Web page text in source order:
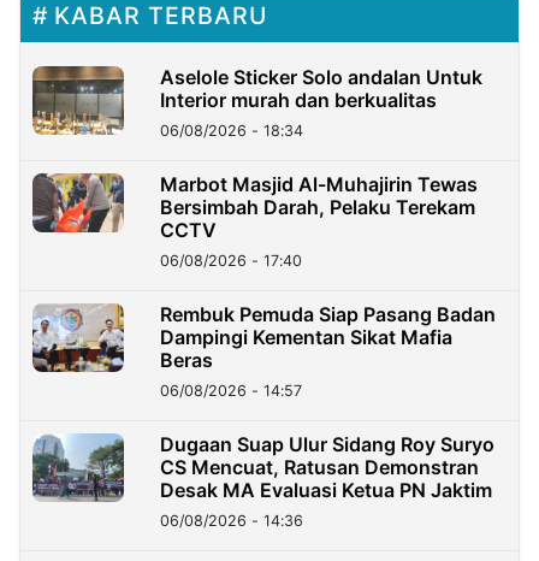
KABAR TERBARU
Aselole Sticker Solo andalan Untuk
Interior murah dan berkualitas
06/08/2026 - 18:34
Marbot Masjid Al-Muhajirin Tewas
Bersimbah Darah, Pelaku Terekam
CCTV
06/08/2026 - 17:40
Rembuk Pemuda Siap Pasang Badan
Dampingi Kementan Sikat Mafia
Beras
06/08/2026 - 14:57
Dugaan Suap Ulur Sidang Roy Suryo
CS Mencuat, Ratusan Demonstran
Desak MA Evaluasi Ketua PN Jaktim
06/08/2026 - 14:36